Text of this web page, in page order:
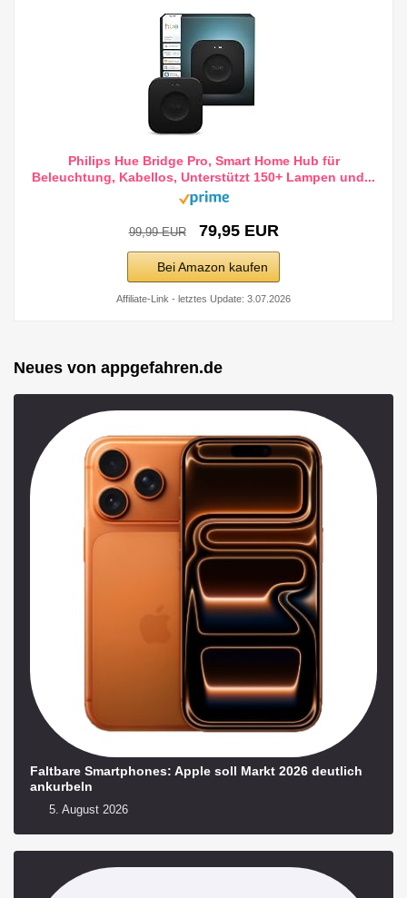
Philips Hue Bridge Pro, Smart Home Hub für
Beleuchtung, Kabellos, Unterstützt 150+ Lampen und...
99,99 EUR 79,95 EUR
Bei Amazon kaufen
Affiliate-Link - letztes Update: 3.07.2026
Neues von appgefahren.de
Faltbare Smartphones: Apple soll Markt 2026 deutlich
ankurbeln
5. August 2026